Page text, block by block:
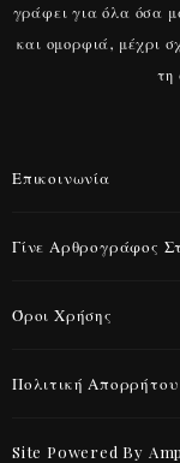
γράφει για όλα όσα
και ομορφιά, μέχρι
τη
Επικοινωνία
Γίνε Αρθρογράφος
Όροι Χρήσης
Πολιτική Απορρήτου
Site Powered By